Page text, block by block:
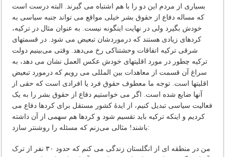
بسیاری از مردم این دو را با هم اشتباه می گیرند. البته درست است
که مساله دفاع از حقوق بشر خیلی مواقع می تواند جنبه سیاسی به
خودش بگیرد ولی در نهایت اینگونه نیست. به عنوان مثال در ترکیه،
کردهای زیادی هستند که درموردشان تبعیض می شود. در قسمتهای
شرقی ترکیه اتفاقات وحشتناکی رخ می‌دهد. وقتی می‌بینیم دولت
ترکیه چطور در مورد اقلیتهای خودش عکس العمل نشان می دهد، به
سراغ آن قسمت از معاهدات بین المللی می رویم که درمورد تبعیض
اقلیتها است. توجه ما معطوف حقوق فرد یا افرادی است که حقی از
آنها ضایع شده است. اگر می خواستیم دفاع از حقوق بشر را به یک
فعالیت سیاسی تبدیل کنیم، از ایدۀ کشور مستقل برای کردها دفاع می
کردیم و اینکه ترکیه باید تقسیم شود و کردها هم سهمی از آن داشته
باشند! مثالی می‌زنم که مسئله را روشنتر سازد:
من در منطقه ای از انگلستان زندگی می کنم که حدود ۳۰ نفر از ترک